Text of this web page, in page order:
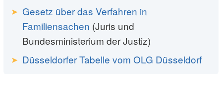
Gesetz über das Verfahren in
Familiensachen (Juris und
Bundesministerium der Justiz)
Düsseldorfer Tabelle vom OLG Düsseldorf